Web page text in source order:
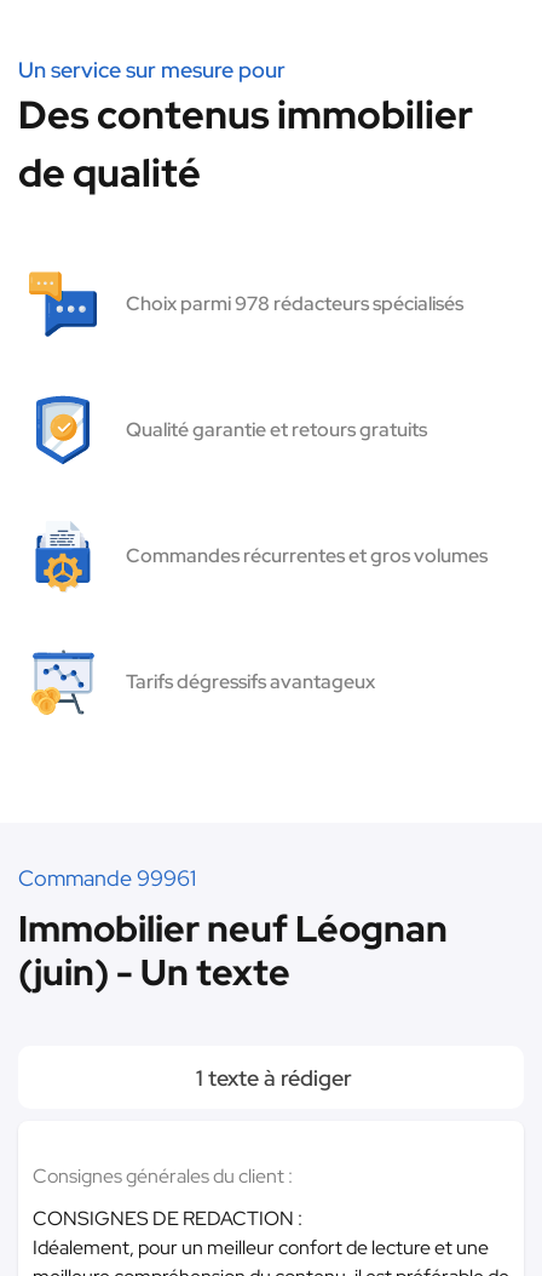
Un service sur mesure pour
Des contenus immobilier
de qualité
Choix parmi 978 rédacteurs spécialisés
Qualité garantie et retours gratuits
Commandes récurrentes et gros volumes
Tarifs dégressifs avantageux
Commande 99961
Immobilier neuf Léognan
(juin) - Un texte
1 texte à rédiger
Consignes générales du client :
CONSIGNES DE REDACTION :
Idéalement, pour un meilleur confort de lecture et une